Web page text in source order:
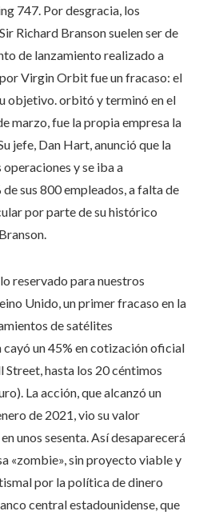
747. Por desgracia, los
Richard Branson suelen ser de
de lanzamiento realizado a
Virgin Orbit fue un fracaso: el
objetivo. orbitó y terminó en el
marzo, fue la propia empresa la
jefe, Dan Hart, anunció que la
y se iba a
sus 800 empleados, a falta de
por parte de su histórico
reservado para nuestros
Unido, un primer fracaso en la
de satélites
cayó un 45% en cotización oficial
Street, hasta los 20 céntimos
La acción, que alcanzó un
de 2021, vio su valor
unos sesenta. Así desaparecerá
«zombie», sin proyecto viable y
por la política de dinero
central estadounidense, que